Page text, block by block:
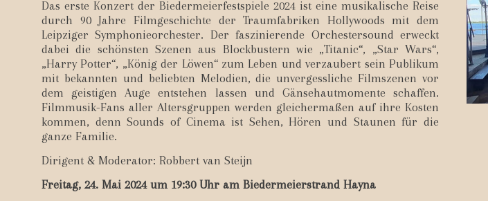
Das erste Konzert der Biedermeierfestspiele 2024 ist eine musikalische Reise
durch 90 Jahre Filmgeschichte der Traumfabriken Hollywoods mit dem
Leipziger Symphonieorchester. Der faszinierende Orchestersound erweckt
dabei die schönsten Szenen aus Blockbustern wie „Titanic“, „Star Wars“,
„Harry Potter“, „König der Löwen“ zum Leben und verzaubert sein Publikum
mit bekannten und beliebten Melodien, die unvergessliche Filmszenen vor
dem geistigen Auge entstehen lassen und Gänsehautmomente schaffen.
Filmmusik-Fans aller Altersgruppen werden gleichermaßen auf ihre Kosten
kommen, denn Sounds of Cinema ist Sehen, Hören und Staunen für die
ganze Familie.
Dirigent & Moderator: Robbert van Steijn
Freitag, 24. Mai 2024 um 19:30 Uhr am Biedermeierstrand Hayna